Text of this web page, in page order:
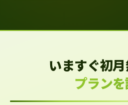
いますぐ初月
プラン